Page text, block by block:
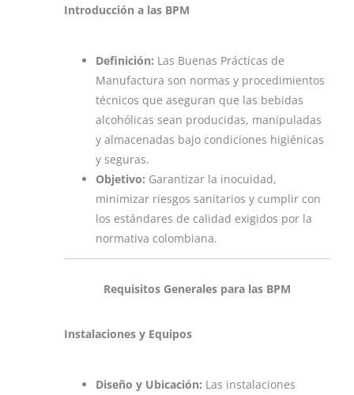
Introducción a las BPM
Definición: Las Buenas Prácticas de
Manufactura son normas y procedimientos
técnicos que aseguran que las bebidas
alcohólicas sean producidas, manipuladas
y almacenadas bajo condiciones higiénicas
y seguras.
Objetivo: Garantizar la inocuidad,
minimizar riesgos sanitarios y cumplir con
los estándares de calidad exigidos por la
normativa colombiana.
Requisitos Generales para las BPM
Instalaciones y Equipos
Diseño y Ubicación: Las instalaciones